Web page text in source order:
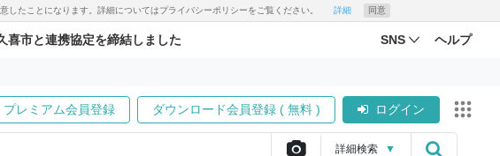
たことになります。詳細についてはプライバシーポリシーをご覧ください。 詳細 同意
喜市と連携協定を締結しました SNS ヘルプ
プレミアム会員登録 ダウンロード会員登録 ( 無料 ) ログイン
詳細検索 ▼